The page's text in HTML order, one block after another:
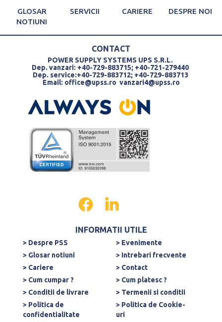
GLOSAR
NOTIUNI
SERVICII CARIERE DESPRE NOI
CONTACT
POWER SUPPLY SYSTEMS UPS S.R.L.
Dep. vanzari: +40-729-883715; +40-721-279440
Dep. service:+40-729-883712; +40-729-883713
Email: office@upss.ro vanzari4@upss.ro
INFORMATII UTILE
> Despre PSS
> Evenimente
> Glosar notiuni
> Intrebari frecvente
> Cariere
> Contact
> Cum cumpar ?
> Cum platesc ?
> Conditii de livrare
> Termenii si conditii
> Politica de
confidentialitate
> Politica de Cookie-
uri